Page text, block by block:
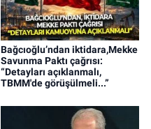
Bağcıoğlu’ndan iktidara,Mekke
Savunma Paktı çağrısı:
“Detayları açıklanmalı,
TBMM'de görüşülmeli...”